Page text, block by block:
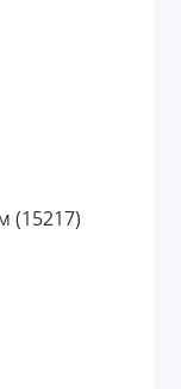
(15217)